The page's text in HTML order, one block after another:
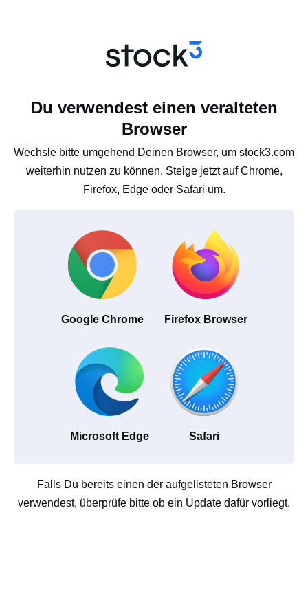
Du verwendest einen veralteten
Browser
Wechsle bitte umgehend Deinen Browser, um stock3.com
weiterhin nutzen zu können. Steige jetzt auf Chrome,
Firefox, Edge oder Safari um.
Google Chrome Firefox Browser
Microsoft Edge Safari
Falls Du bereits einen der aufgelisteten Browser
verwendest, überprüfe bitte ob ein Update dafür vorliegt.